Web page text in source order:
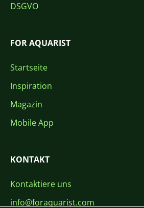
DSGVO
FOR AQUARIST
Startseite
Inspiration
Magazin
Mobile App
KONTAKT
Kontaktiere uns
info@foraquarist.com